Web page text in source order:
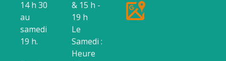
14 h 30
au
samedi
19 h.
& 15 h -
19 h
Le
Samedi :
Heure